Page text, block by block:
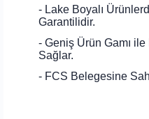
- Lake Boyalı
Garantilidir.
- Geniş Ürün Gamı
Sağlar.
- FCS Belegesine